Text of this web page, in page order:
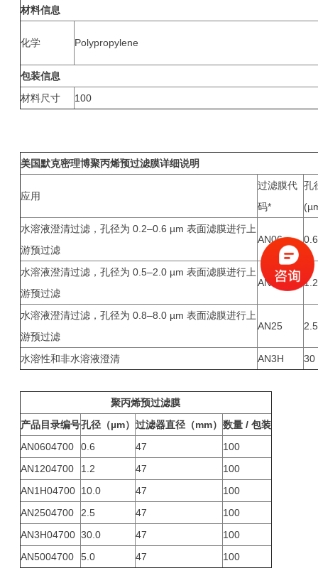
材料信息
化学 Polypropylene
包装信息
材料尺寸
100
美国默克密理博聚丙烯预过滤膜详细说明
应用
过滤膜代
码*
孔
水溶液澄清过滤，孔径为 0.2–0.6 µm 表面滤膜进行上
游预过滤
AN06 0.6
水溶液澄清过滤，孔径为 0.5–2.0 µm 表面滤膜进行上
游预过滤
AN12 1.2
水溶液澄清过滤，孔径为 0.8–8.0 µm 表面滤膜进行上
游预过滤
AN25 2.5
水溶性和非水溶液澄清 AN3H 30
聚丙烯预过滤膜
产品目录编号孔径（µm） 过滤器直径（mm） 数量 / 包装
AN0604700
0.6 47
100
AN1204700
1.2 47
100
AN1H04700 10.0 47
100
AN2504700
2.5 47
100
AN3H04700 30.0 47
100
AN5004700
5.0 47 100